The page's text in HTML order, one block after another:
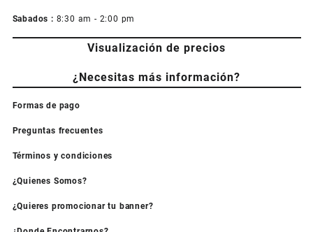
Sabados : 8:30 am - 2:00 pm
Visualización de precios
¿Necesitas más información?
Formas de pago
Preguntas frecuentes
Términos y condiciones
¿Quienes Somos?
¿Quieres promocionar tu banner?